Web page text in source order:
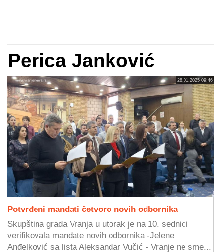
Perica Janković
28.01.2025 09:46
Potvrđeni mandati četvoro novih odbornika
Skupština grada Vranja u utorak je na 10. sednici
verifikovala mandate novih odbornika -Jelene
Anđelković sa lista Aleksandar Vučić - Vranje ne sme...